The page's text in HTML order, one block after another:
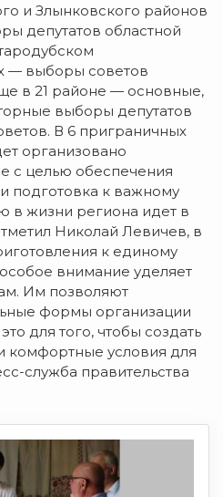
и Злынковского районов
депутатов областной
— выборы советов
в 21 районе — основные,
выборы депутатов
В 6 приграничных
организовано
с целью обеспечения
подготовка к важному
в жизни региона идет в
Николай Левичев, в
к единому
внимание уделяет
Им позволяют
формы организации
для того, чтобы создать
комфортные условия для
служба правительства